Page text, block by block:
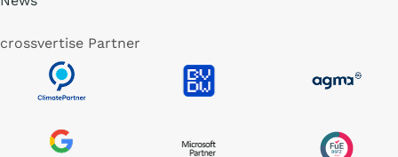
crossvertise Partner